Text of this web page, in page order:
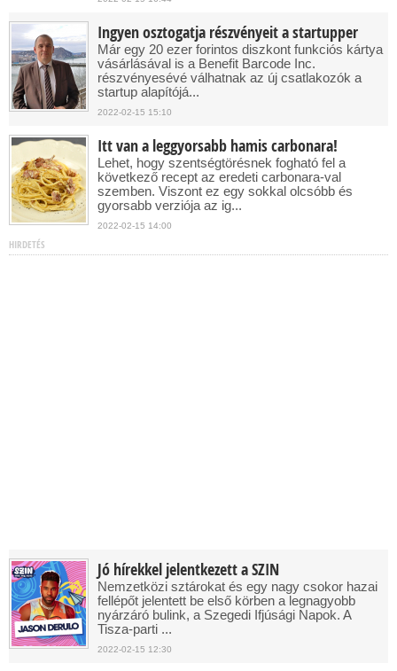
Ingyen osztogatja részvényeit a startupper
Már egy 20 ezer forintos diszkont funkciós kártya
vásárlásával is a Benefit Barcode Inc.
részvényesévé válhatnak az új csatlakozók a
startup alapítójá...
2022-02-15 15:10
Itt van a leggyorsabb hamis carbonara!
Lehet, hogy szentségtörésnek fogható fel a
következő recept az eredeti carbonara-val
szemben. Viszont ez egy sokkal olcsóbb és
gyorsabb verziója az ig...
2022-02-15 14:00
HIRDETÉS
Jó hírekkel jelentkezett a SZIN
Nemzetközi sztárokat és egy nagy csokor hazai
fellépőt jelentett be első körben a legnagyobb
nyárzáró bulink, a Szegedi Ifjúsági Napok. A
Tisza-parti ...
2022-02-15 12:30